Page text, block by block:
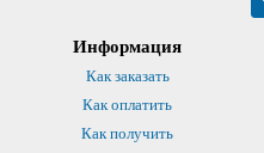
Информация
Как заказать
Как оплатить
Как получить